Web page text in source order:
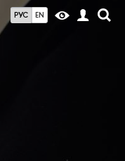
РУС EN